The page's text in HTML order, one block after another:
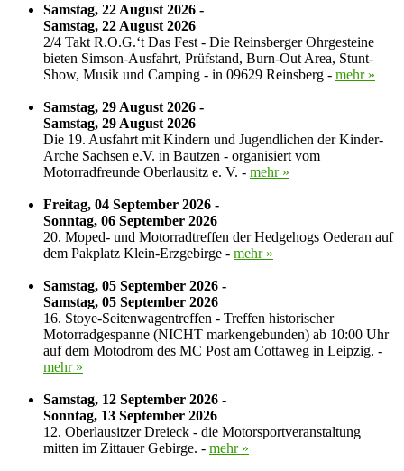
Samstag, 22 August 2026 -
Samstag, 22 August 2026
2/4 Takt R.O.G.‘t Das Fest - Die Reinsberger Ohrgesteine
bieten Simson-Ausfahrt, Prüfstand, Burn-Out Area, Stunt-
Show, Musik und Camping - in 09629 Reinsberg - mehr »
Samstag, 29 August 2026 -
Samstag, 29 August 2026
Die 19. Ausfahrt mit Kindern und Jugendlichen der Kinder-
Arche Sachsen e.V. in Bautzen - organisiert vom
Motorradfreunde Oberlausitz e. V. - mehr »
Freitag, 04 September 2026 -
Sonntag, 06 September 2026
20. Moped- und Motorradtreffen der Hedgehogs Oederan auf
dem Pakplatz Klein-Erzgebirge - mehr »
Samstag, 05 September 2026 -
Samstag, 05 September 2026
16. Stoye-Seitenwagentreffen - Treffen historischer
Motorradgespanne (NICHT markengebunden) ab 10:00 Uhr
auf dem Motodrom des MC Post am Cottaweg in Leipzig. -
mehr »
Samstag, 12 September 2026 -
Sonntag, 13 September 2026
12. Oberlausitzer Dreieck - die Motorsportveranstaltung
mitten im Zittauer Gebirge. - mehr »